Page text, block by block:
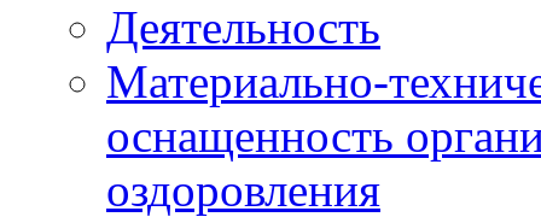
Деятельность
Материально-
оснащенность
оздоровления